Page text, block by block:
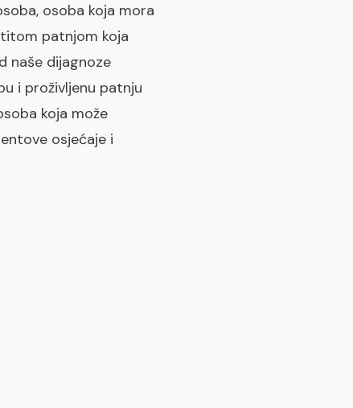
osoba koja mora
patnjom koja
naše dijagnoze
i proživljenu patnju
koja može
osjećaje i